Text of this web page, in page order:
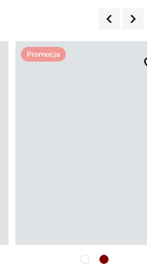
keyboard_arrow_left keyboard_arrow_right
Promocja